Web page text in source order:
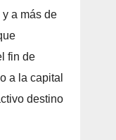
a más de
fin de
a la capital
destino